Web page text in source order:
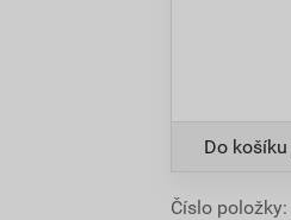
Do
Číslo položky: